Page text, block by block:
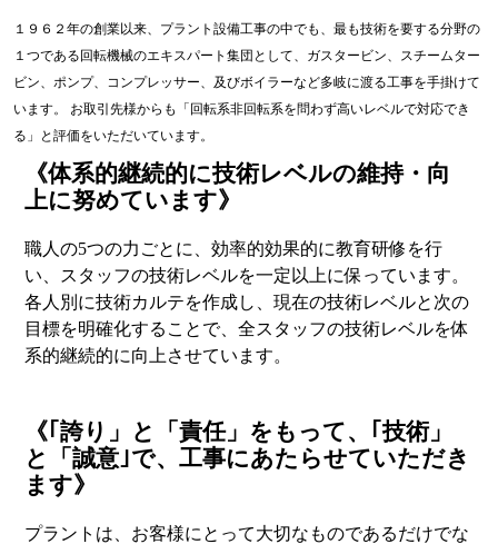
１９６２年の創業以来、プラント設備工事の中でも、最も技術を要する分野の
１つである回転機械のエキスパート集団として、ガスタービン、スチームター
ビン、ポンプ、コンプレッサー、及びボイラーなど多岐に渡る工事を手掛けて
います。 お取引先様からも「回転系非回転系を問わず高いレベルで対応でき
る」と評価をいただいています。
《体系的継続的に技術レベルの維持・向
上に努めています》
職人の5つの力ごとに、効率的効果的に教育研修を行
い、スタッフの技術レベルを一定以上に保っています。
各人別に技術カルテを作成し、現在の技術レベルと次の
目標を明確化することで、全スタッフの技術レベルを体
系的継続的に向上させています。
《｢誇り」と「責任」をもって、｢技術」
と「誠意｣で、工事にあたらせていただき
ます》
プラントは、お客様にとって大切なものであるだけでな